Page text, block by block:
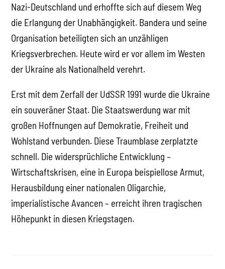
Nazi-Deutschland und erhoffte sich auf diesem Weg
die Erlangung der Unabhängigkeit. Bandera und seine
Organisation beteiligten sich an unzähligen
Kriegsverbrechen. Heute wird er vor allem im Westen
der Ukraine als Nationalheld verehrt.
Erst mit dem Zerfall der UdSSR 1991 wurde die Ukraine
ein souveräner Staat. Die Staatswerdung war mit
großen Hoffnungen auf Demokratie, Freiheit und
Wohlstand verbunden. Diese Traumblase zerplatzte
schnell. Die widersprüchliche Entwicklung –
Wirtschaftskrisen, eine in Europa beispiellose Armut,
Herausbildung einer nationalen Oligarchie,
imperialistische Avancen – erreicht ihren tragischen
Höhepunkt in diesen Kriegstagen.